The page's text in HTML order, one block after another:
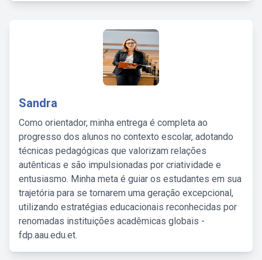
Sandra
Como orientador, minha entrega é completa ao
progresso dos alunos no contexto escolar, adotando
técnicas pedagógicas que valorizam relações
autênticas e são impulsionadas por criatividade e
entusiasmo. Minha meta é guiar os estudantes em sua
trajetória para se tornarem uma geração excepcional,
utilizando estratégias educacionais reconhecidas por
renomadas instituições acadêmicas globais -
fdp.aau.edu.et.